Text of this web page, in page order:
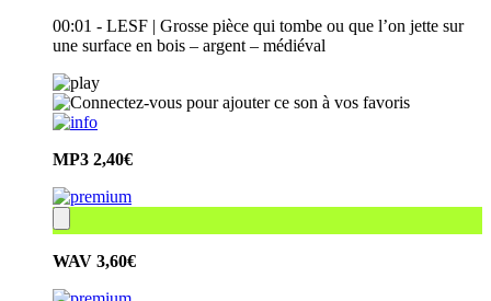
00:01 - LESF | Grosse pièce qui tombe ou que l’on jette sur
une surface en bois – argent – médiéval
MP3 2,40€
WAV 3,60€